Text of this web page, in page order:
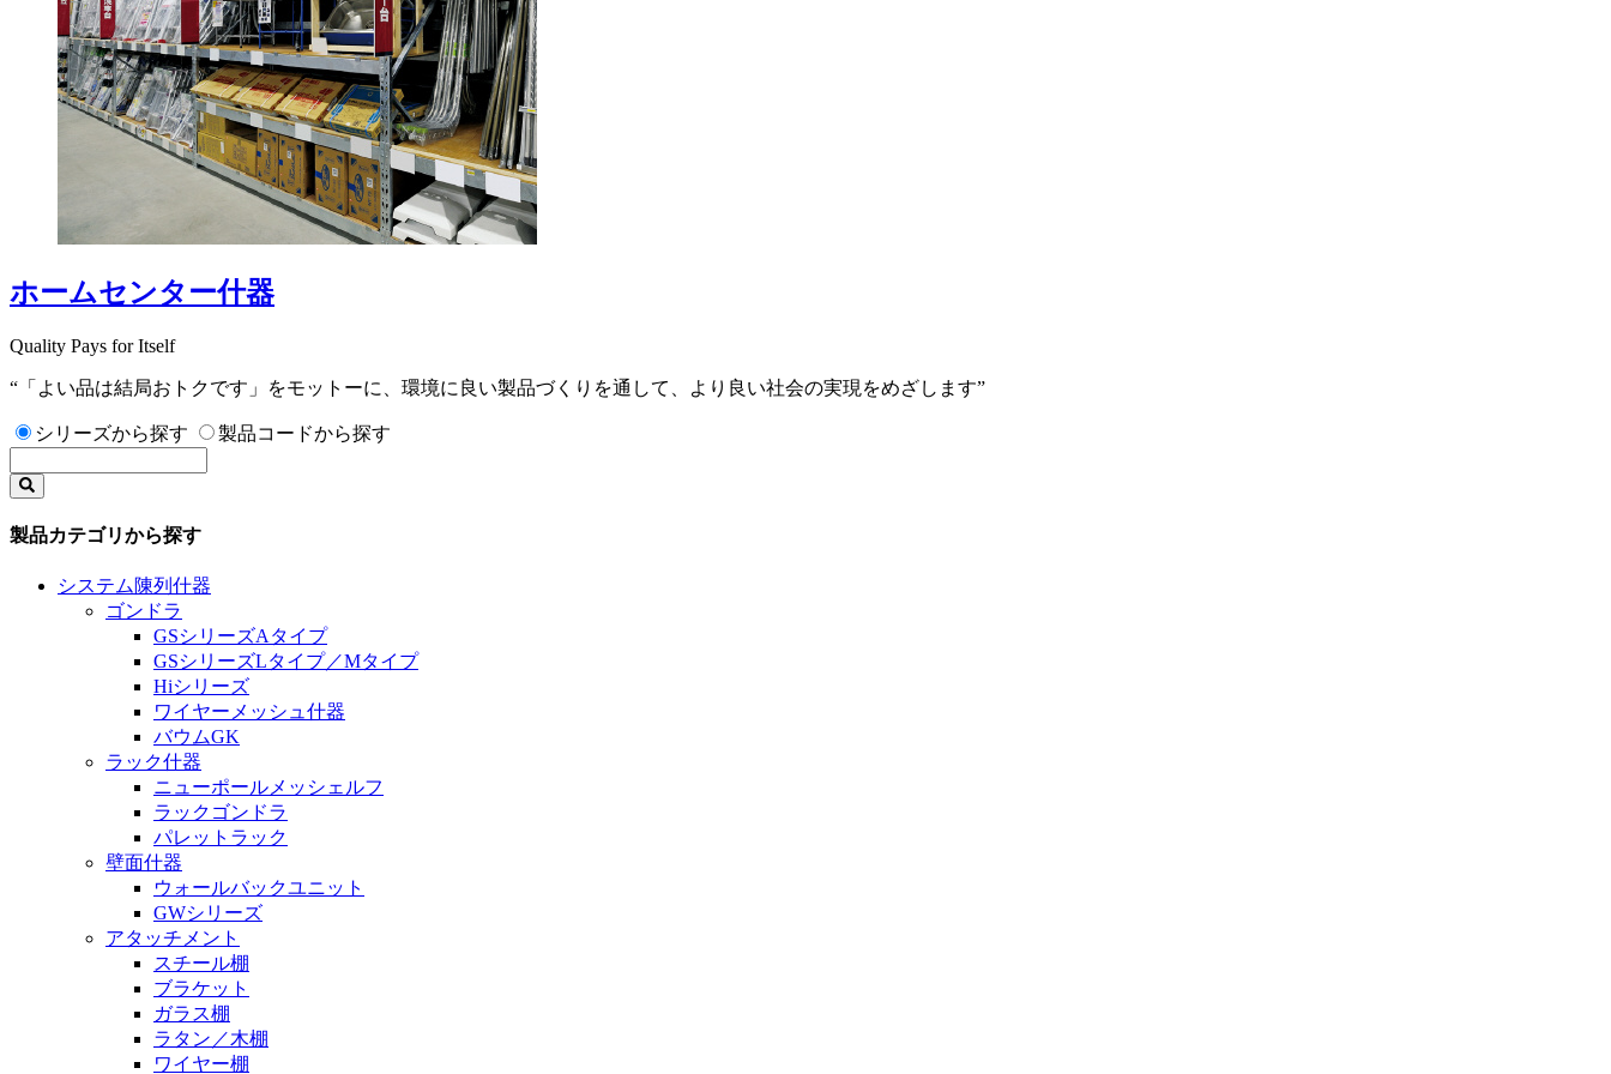
ホームセンター什器
Quality Pays for Itself
“「よい品は結局おトクです」をモットーに、環境に良い製品づくりを通して、より良い社会の実現をめざします”
シリーズから探す 製品コードから探す
製品カテゴリから探す
システム陳列什器
ゴンドラ
GSシリーズAタイプ
GSシリーズLタイプ／Mタイプ
Hiシリーズ
ワイヤーメッシュ什器
バウムGK
ラック什器
ニューポールメッシェルフ
ラックゴンドラ
パレットラック
壁面什器
ウォールバックユニット
GWシリーズ
アタッチメント
スチール棚
ブラケット
ガラス棚
ラタン／木棚
ワイヤー棚